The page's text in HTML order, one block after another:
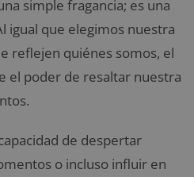
simple fragancia; es una
igual que elegimos nuestra
reflejen quiénes somos, el
el poder de resaltar nuestra
de despertar
o incluso influir en